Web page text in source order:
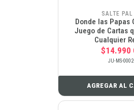
SALTE PAL
Donde las Papas
Juego de Cartas
Cualquier
$14.990
JU-MS-
AGREGAR AL